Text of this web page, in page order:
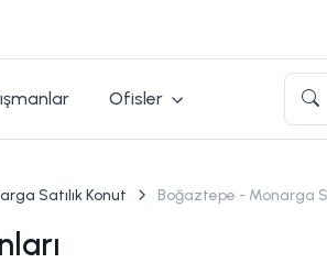
Ofisler
Satılık Konut Boğaztepe - Monarga